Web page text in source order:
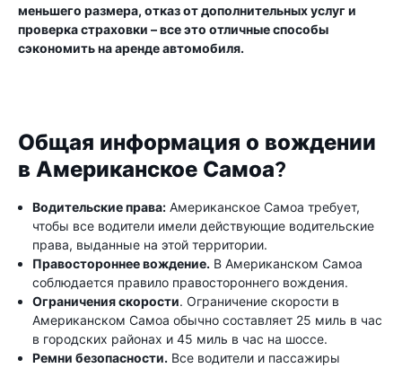
меньшего размера, отказ от дополнительных услуг и
проверка страховки – все это отличные способы
сэкономить на аренде автомобиля.
Общая информация о вождении
в Американское Самоа?
Водительские права: Американское Самоа требует,
чтобы все водители имели действующие водительские
права, выданные на этой территории.
Правостороннее вождение. В Американском Самоа
соблюдается правило правостороннего вождения.
Ограничения скорости. Ограничение скорости в
Американском Самоа обычно составляет 25 миль в час
в городских районах и 45 миль в час на шоссе.
Ремни безопасности. Все водители и пассажиры